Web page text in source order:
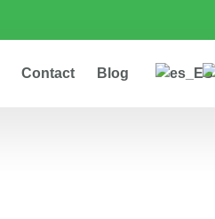
Contact Blog